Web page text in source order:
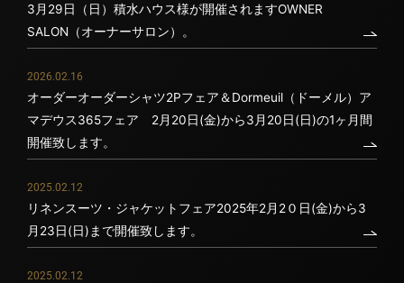
3月29日（日）積水ハウス様が開催されますOWNER
SALON（オーナーサロン）。
2026.02.16
オーダーオーダーシャツ2Pフェア＆Dormeuil（ドーメル）ア
マデウス365フェア 2月20日(金)から3月20日(日)の1ヶ月間
開催致します。
2025.02.12
リネンスーツ・ジャケットフェア2025年2月2０日(金)から3
月23日(日)まで開催致します。
2025.02.12